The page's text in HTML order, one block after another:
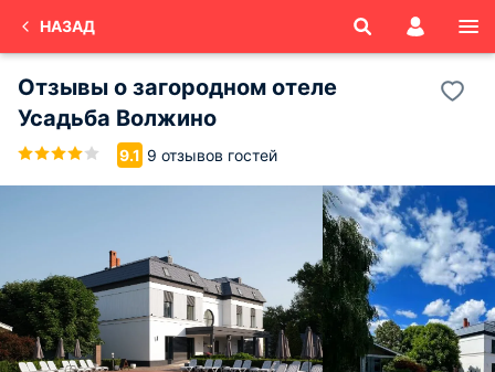
НАЗАД
Отзывы о загородном отеле
Усадьба Волжино
9.1 9 отзывов гостей